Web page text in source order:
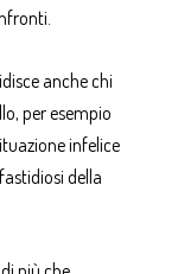
anche chi
, per esempio
infelice
della